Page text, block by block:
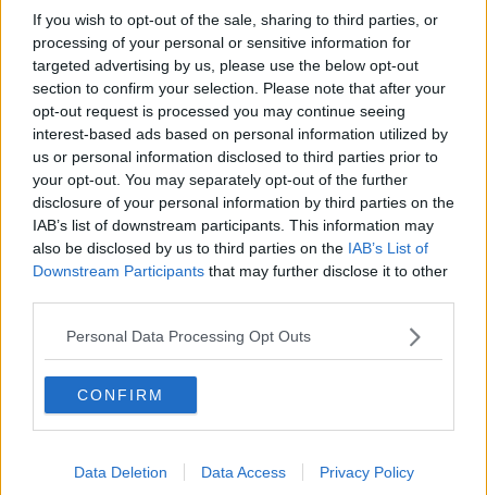
If you wish to opt-out of the sale, sharing to third parties, or
processing of your personal or sensitive information for
targeted advertising by us, please use the below opt-out
section to confirm your selection. Please note that after your
opt-out request is processed you may continue seeing
interest-based ads based on personal information utilized by
us or personal information disclosed to third parties prior to
your opt-out. You may separately opt-out of the further
disclosure of your personal information by third parties on the
IAB’s list of downstream participants. This information may
also be disclosed by us to third parties on the IAB’s List of
Downstream Participants that may further disclose it to other
Personal Data Processing Opt Outs
CONFIRM
Data Deletion Data Access Privacy Policy
terra». I figli di Noè che uscirono dall'arca furono Sem, Cam e
Iafet… Ora Noè, coltivatore della terra, cominciò a piantare una
vigna. Avendo bevuto il vino, si ubriacò e giacque scoperto
all'interno della sua tenda. Cam, vide il padre scoperto e raccontò
la cosa ai due fratelli che stavano fuori. Allora Sem e Iafet presero il
mantello, se lo misero tutti e due sulle spalle e, camminando a
ritroso, coprirono il padre scoperto; avendo rivolto la faccia indietro,
non videro il padre scoperto. Quando Noè si fu risvegliato
dall'ebbrezza, seppe quanto gli aveva fatto il figlio minore;
allora disse: «Sia maledetto Cam! Schiavo degli schiavi sarà per i
suoi fratelli!».
La rilettura dellaBibbia
apre la mente a comprendere che con le
religioni patriarcali nascono (1) l’antropocentrismo, (2) lo
sfruttamento della Terra e degli altri Esseri viventi in Terra, (3) la
proliferazione incontrollata dell’uomo, (4) la soggezione della
donna, che non è nominata da Dio, ma da Adamo (la nominazione
dà il potere sulle cose), (5) il patto tra Dio e il Maschio di turno, con
i padri della Patria (Noè, ma poi Abramo, Mosé etc), (6) la centralità
delle Famiglie come origine dei clan, che popolavano l’etnia
ebraica, (7) la falsa promessa che non ci sarebbe stato alcun
nuovo “diluvio”, mentre il riscaldamento globale è già un nuovo
“diluvio”, (7) il razzismo verso i discendenti di Cam, i Neri, che